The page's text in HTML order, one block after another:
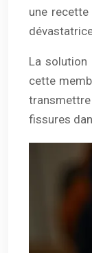
une
La solution
cette
transmettre
fissures